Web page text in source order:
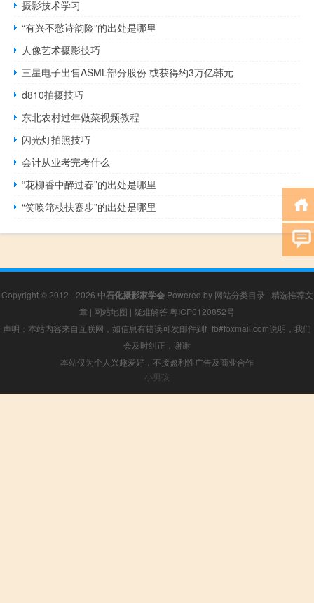
摄影技术学习
“有兴不愁诗韵险”的出处是哪里
人像艺术摄影技巧
三星电子出售ASML部分股份 或获得约3万亿韩元
d810拍摄技巧
东北农村过年做菜视频教程
闪光灯拍照技巧
会计从业考完考什么
“花柳香中醉过春”的出处是哪里
“笑唤筇枝扶蹇步”的出处是哪里
Copyright © 2012 - 2026 中石化摄影家学会Powered by 网站分类目录 | 精选推荐文
章 | 网站地图 | 疑难解答 粤ICP0120852号
声明：本站内容来自互联网，如信息有错误可发邮件到f_fb#foxmail.com说明，我们
会及时纠正，谢谢
本站仅为个人兴趣爱好，不接盈利性广告及商业合作
小男孩